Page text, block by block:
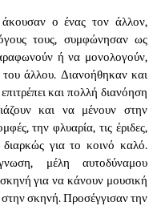
ο ένας τον άλλον,
τους, συμφώνησαν ως
ή να μονολογούν,
άλλου. Διανοήθηκαν και
και πολλή διανόηση
και να μένουν στην
την φλυαρία, τις έριδες,
για το κοινό καλό.
μέλη αυτοδύναμου
για να κάνουν μουσική
σκηνή. Προσέγγισαν την